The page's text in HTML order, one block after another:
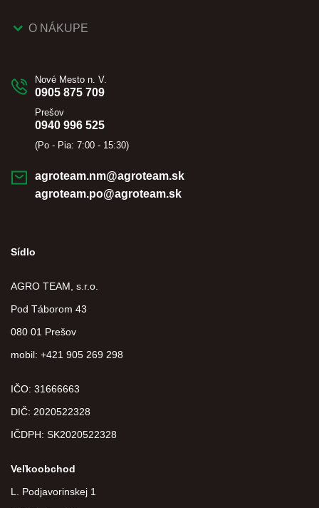
O NÁKUPE
Nové Mesto n. V.
0905 875 709
Prešov
0940 996 525
(Po - Pia: 7:00 - 15:30)
agroteam.nm@agroteam.sk
agroteam.po@agroteam.sk
Sídlo
AGRO TEAM, s.r.o.
Pod Táborom 43
080 01 Prešov
mobil: +421 905 269 298
IČO: 31666663
DIČ: 2020522328
IČDPH: SK2020522328
Veľkoobchod
L. Podjavorinskej 1